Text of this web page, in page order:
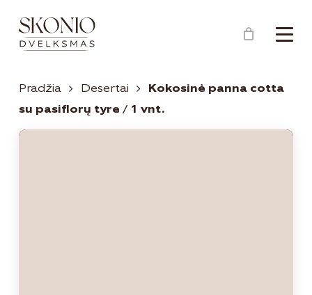
Menu
Krepšelis Close
Cart
Pradžia Desertai
Kokosinė panna cotta
su pasiflorų tyre / 1 vnt.